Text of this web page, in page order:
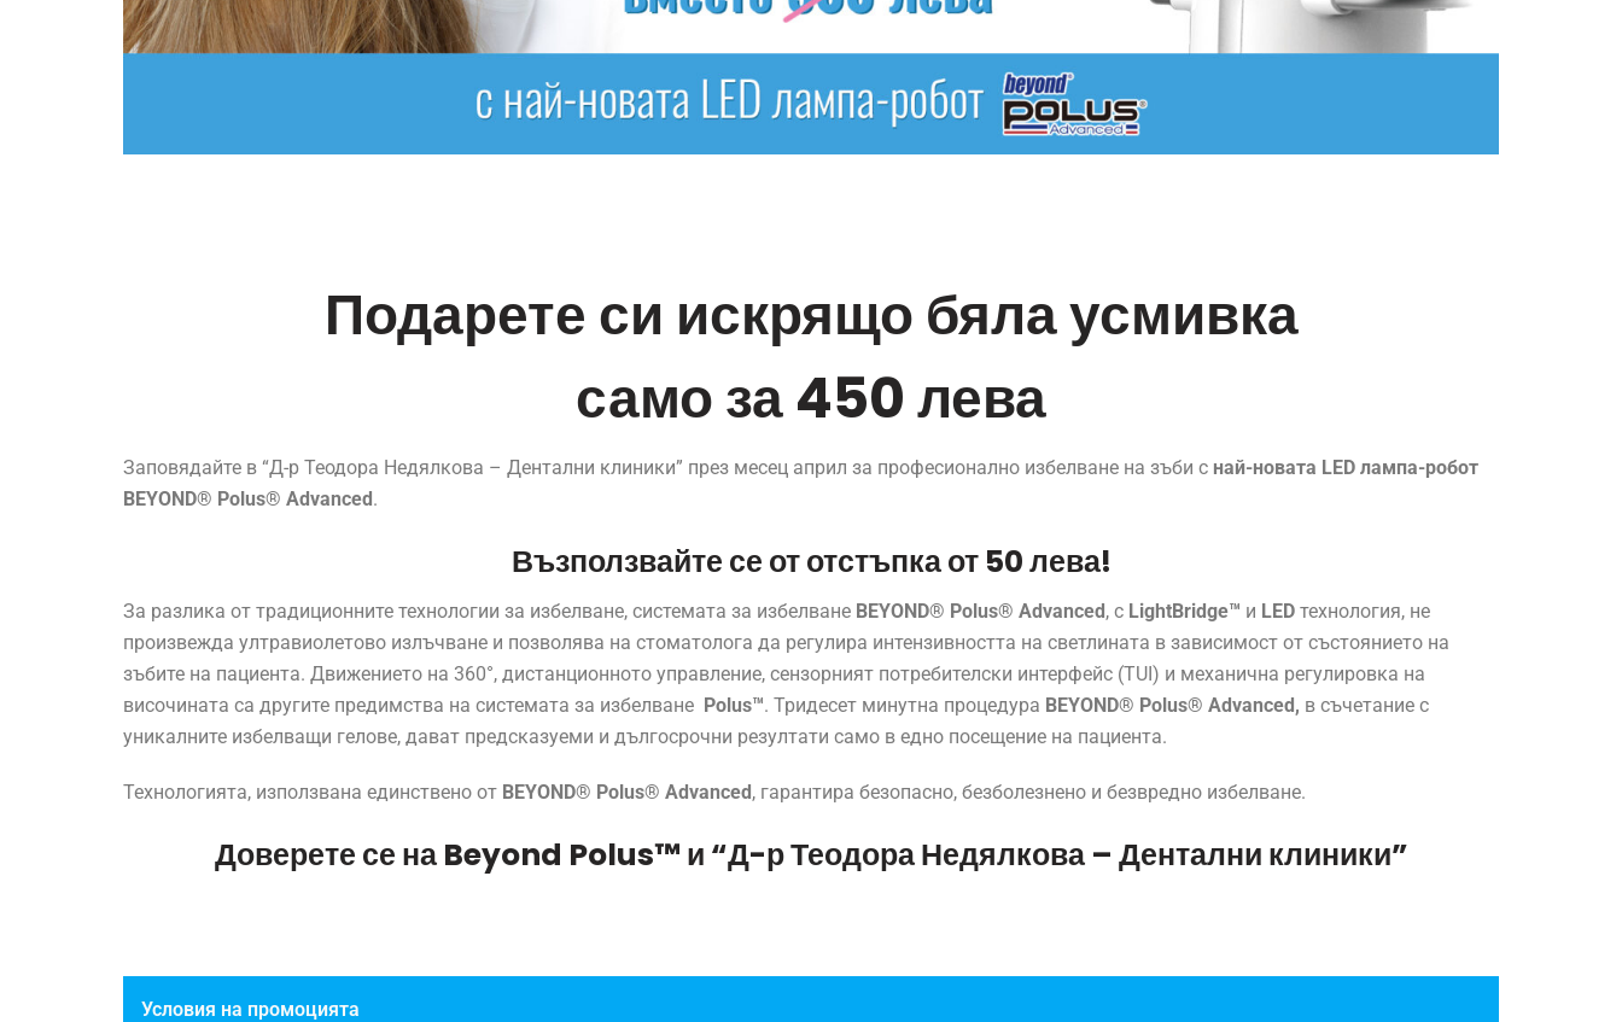
Подарете си искрящо бяла усмивка
само за 450 лева
Заповядайте в “Д-р Теодора Недялкова – Дентални клиники” през месец април за професионално избелване на зъби с най-новата LED лампа-робот
BEYOND® Polus® Advanced.
Възползвайте се от отстъпка от 50 лева!
За разлика от традиционните технологии за избелване, системата за избелване BEYOND® Polus® Advanced, с LightBridge™ и LED технология, не
произвежда ултравиолетово излъчване и позволява на стоматолога да регулира интензивността на светлината в зависимост от състоянието на
зъбите на пациента. Движението на 360°, дистанционното управление, сензорният потребителски интерфейс (TUI) и механична регулировка на
височината са другите предимства на системата за избелване Polus™. Тридесет минутна процедура BEYOND® Polus® Advanced, в съчетание с
уникалните избелващи гелове, дават предсказуеми и дългосрочни резултати само в едно посещение на пациента.
Технологията, използвана единствено от BEYOND® Polus® Advanced, гарантира безопасно, безболезнено и безвредно избелване.
Доверете се на Beyond Polus™ и “Д-р Теодора Недялкова – Дентални клиники”
Условия на промоцията